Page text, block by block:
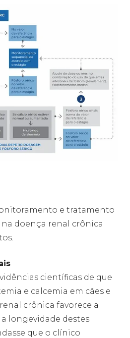
e tratamento
doença renal crônica
científicas de que
e calcemia em cães e
crônica favorece a
longevidade destes
que o clínico